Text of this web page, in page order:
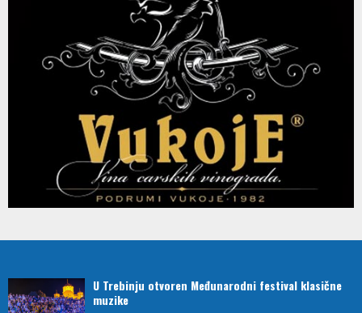
U Trebinju otvoren Međunarodni festival klasične
muzike